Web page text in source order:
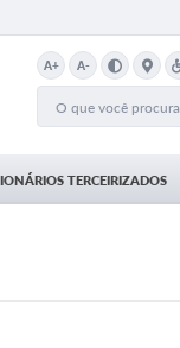
A+ A-
TERCEIRIZADOS